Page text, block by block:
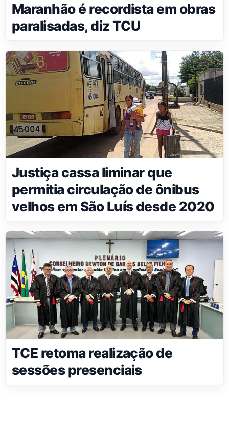
Maranhão é recordista em obras
paralisadas, diz TCU
Justiça cassa liminar que
permitia circulação de ônibus
velhos em São Luís desde 2020
TCE retoma realização de
sessões presenciais